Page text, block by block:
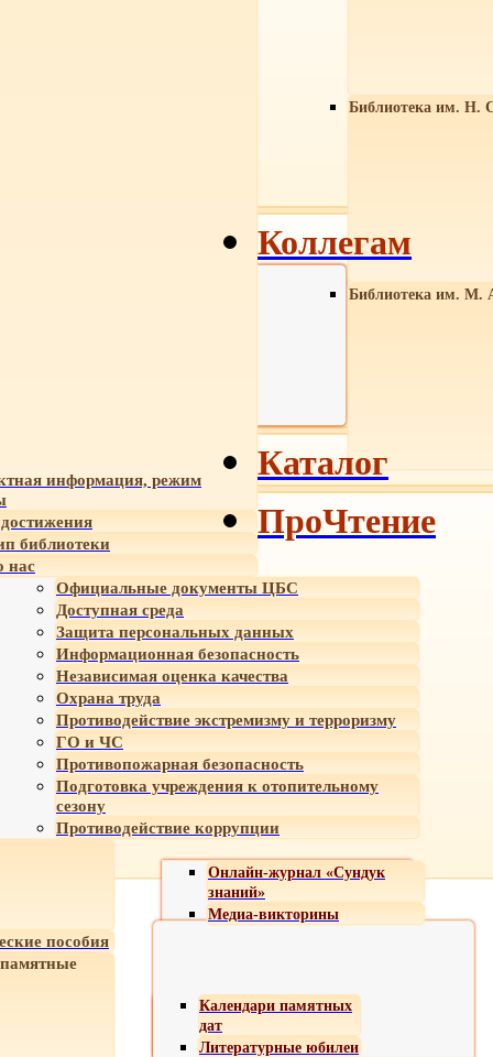
Библиотека им. Н.
Библиотека им. М.
информация, режим
библиотеки
нас
Официальные документы ЦБС
Доступная среда
Защита персональных данных
Информационная безопасность
Независимая оценка качества
Охрана труда
Противодействие экстремизму и терроризму
ГО и ЧС
Противопожарная безопасность
Подготовка учреждения к отопительному
сезону
Противодействие коррупции
Онлайн-журнал «Сундук
знаний»
Медиа-викторины
пособия
Календари памятных
дат
Литературные юбилеи
Коллегам
Каталог
ПроЧтение